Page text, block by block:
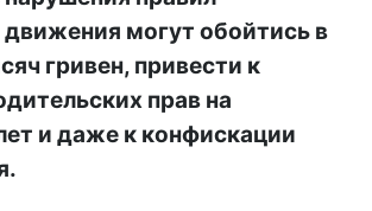
могут обойтись в
гривен, привести к
прав на
и даже к конфискации